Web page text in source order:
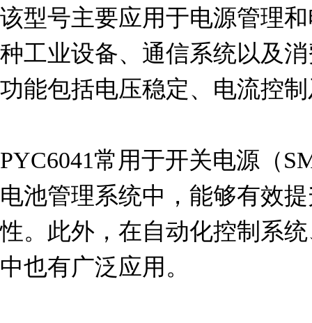
该型号主要应用于电源管理
种工业设备、通信系统以及
功能包括电压稳定、电流控
PYC6041常用于开关电源（
电池管理系统中，能够有效
性。此外，在自动化控制系
中也有广泛应用。